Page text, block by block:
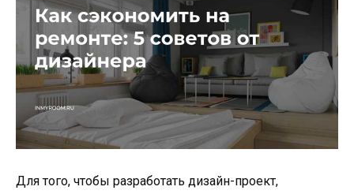
Для того, чтобы разработать дизайн-проект,